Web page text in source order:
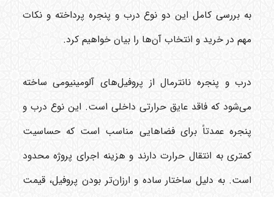
به بررسی کامل این دو نوع درب و پنجره پرداخته و نکات
مهم در خرید و انتخاب آن‌ها را بیان خواهیم کرد.
درب و پنجره نانترمال از پروفیل‌های آلومینیومی ساخته
می‌شود که فاقد عایق حرارتی داخلی است. این نوع درب و
پنجره عمدتاً برای فضاهایی مناسب است که حساسیت
کمتری به انتقال حرارت دارند و هزینه اجرای پروژه محدود
است. به دلیل ساختار ساده و ارزان‌تر بودن پروفیل، قیمت